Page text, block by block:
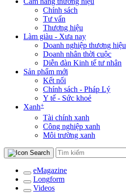
Chính sách
Tư vấn
Thương hiệu
Làm giàu - Xưa nay
Doanh nghiệp thương hiệu
Doanh nhân thời cuộc
Diễn đàn Kinh tế tư nhân
Sản phẩm mới
Kết nối
Chính sách - Pháp Lý
Y tế - Sức khoẻ
Xanh+
Tài chính xanh
Công nghiệp xanh
Môi trường xanh
eMagazine
Longform
Videos